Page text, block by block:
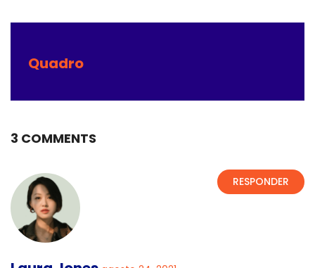
Quadro
3 COMMENTS
RESPONDER